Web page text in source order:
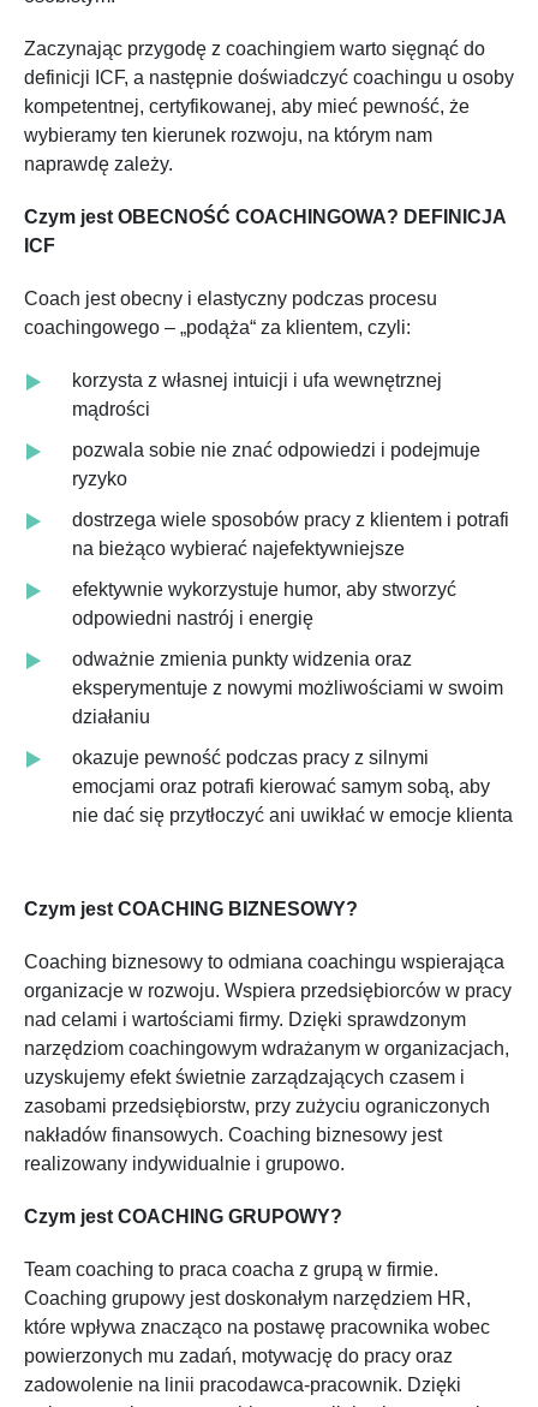
Zaczynając przygodę z coachingiem warto sięgnąć do
definicji ICF, a następnie doświadczyć coachingu u osoby
kompetentnej, certyfikowanej, aby mieć pewność, że
wybieramy ten kierunek rozwoju, na którym nam
naprawdę zależy.
Czym jest OBECNOŚĆ COACHINGOWA? DEFINICJA
ICF
Coach jest obecny i elastyczny podczas procesu
coachingowego – „podąża“ za klientem, czyli:
korzysta z własnej intuicji i ufa wewnętrznej
mądrości
pozwala sobie nie znać odpowiedzi i podejmuje
ryzyko
dostrzega wiele sposobów pracy z klientem i potrafi
na bieżąco wybierać najefektywniejsze
efektywnie wykorzystuje humor, aby stworzyć
odpowiedni nastrój i energię
odważnie zmienia punkty widzenia oraz
eksperymentuje z nowymi możliwościami w swoim
działaniu
okazuje pewność podczas pracy z silnymi
emocjami oraz potrafi kierować samym sobą, aby
nie dać się przytłoczyć ani uwikłać w emocje klienta
Czym jest COACHING BIZNESOWY?
Coaching biznesowy to odmiana coachingu wspierająca
organizacje w rozwoju. Wspiera przedsiębiorców w pracy
nad celami i wartościami firmy. Dzięki sprawdzonym
narzędziom coachingowym wdrażanym w organizacjach,
uzyskujemy efekt świetnie zarządzających czasem i
zasobami przedsiębiorstw, przy zużyciu ograniczonych
nakładów finansowych. Coaching biznesowy jest
realizowany indywidualnie i grupowo.
Czym jest COACHING GRUPOWY?
Team coaching to praca coacha z grupą w firmie.
Coaching grupowy jest doskonałym narzędziem HR,
które wpływa znacząco na postawę pracownika wobec
powierzonych mu zadań, motywację do pracy oraz
zadowolenie na linii pracodawca-pracownik. Dzięki